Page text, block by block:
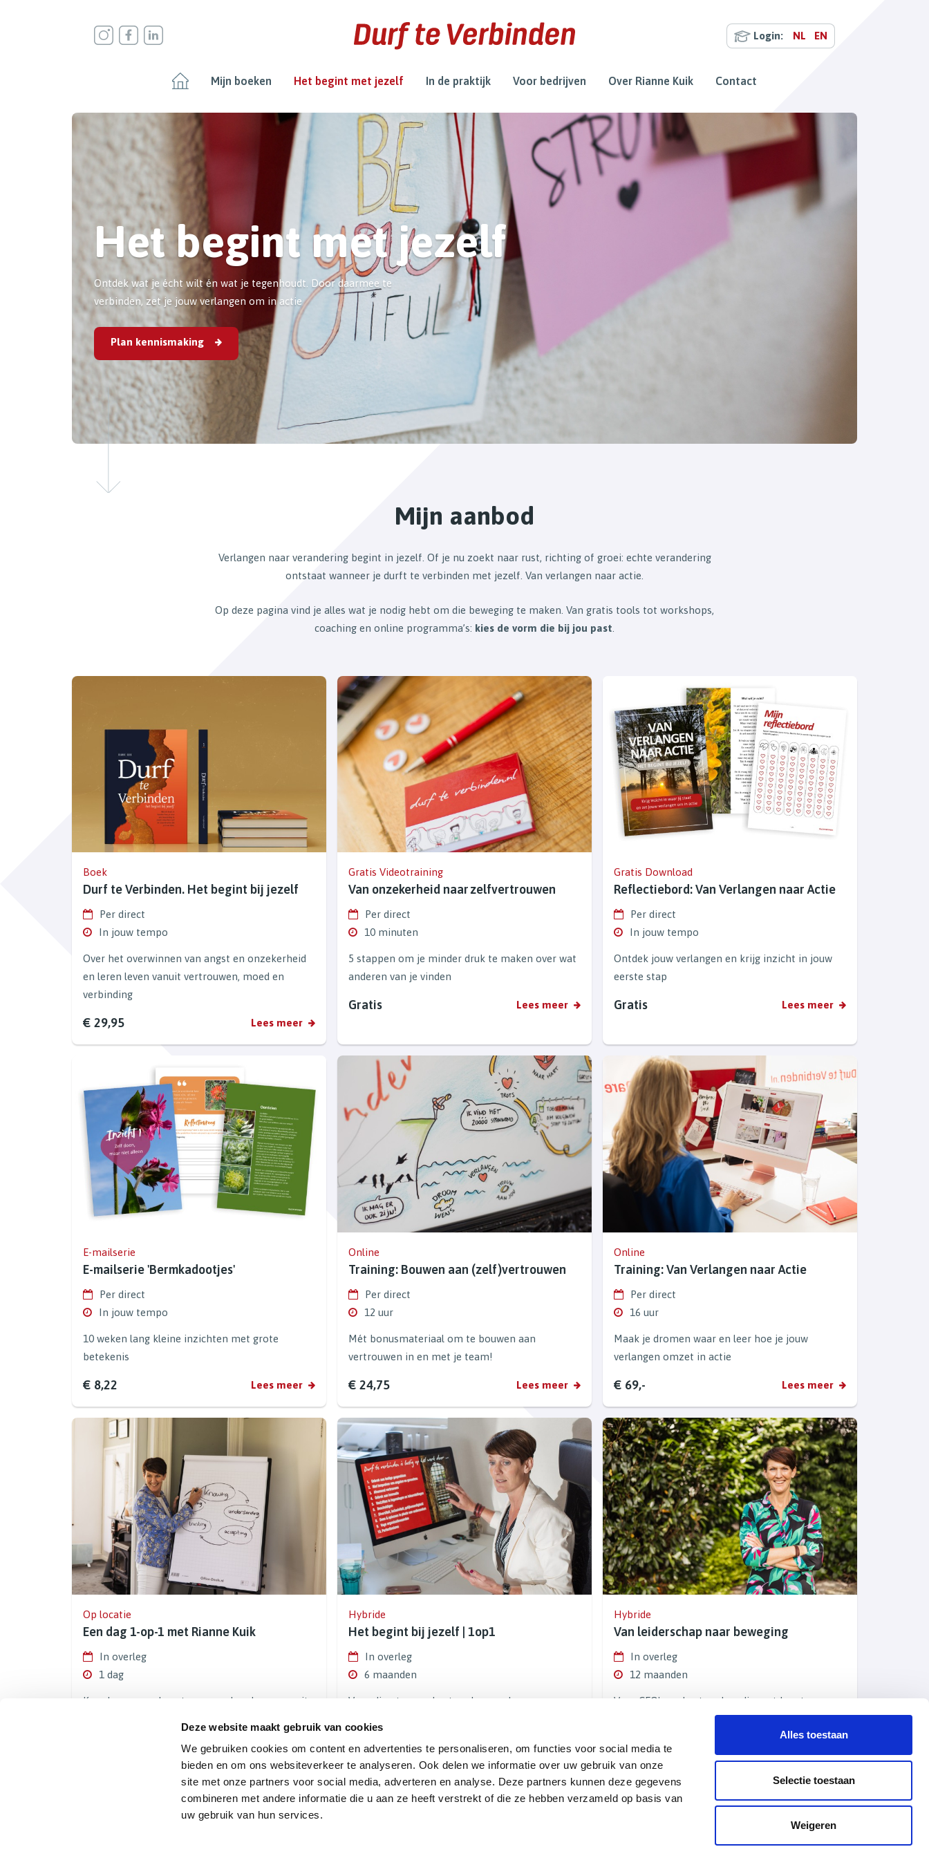
Deze website maakt gebruik van cookies
We gebruiken cookies om content en advertenties te personaliseren, om functies voor social media te
bieden en om ons websiteverkeer te analyseren. Ook delen we informatie over uw gebruik van onze
site met onze partners voor social media, adverteren en analyse. Deze partners kunnen deze gegevens
combineren met andere informatie die u aan ze heeft verstrekt of die ze hebben verzameld op basis van
uw gebruik van hun services.
Alles toestaan
Selectie toestaan
Weigeren
Login: NL EN
Mijn boeken Het begint met jezelf In de praktijk Voor bedrijven Over Rianne Kuik Contact
Het begint met jezelf
Ontdek wat je écht wilt én wat je tegenhoudt. Door daarmee te
verbinden, zet je jouw verlangen om in actie
Plan kennismaking
Mijn aanbod
Verlangen naar verandering begint in jezelf. Of je nu zoekt naar rust, richting of groei: echte verandering
ontstaat wanneer je durft te verbinden met jezelf. Van verlangen naar actie.
Op deze pagina vind je alles wat je nodig hebt om die beweging te maken. Van gratis tools tot workshops,
coaching en online programma’s: kies de vorm die bij jou past
Boek
Durf te Verbinden. Het begint bij jezelf
Per direct
In jouw tempo
Over het overwinnen van angst en onzekerheid
en leren leven vanuit vertrouwen, moed en
verbinding
€ 29,95 Lees meer
Gratis Videotraining
Van onzekerheid naar zelfvertrouwen
Per direct
10 minuten
5 stappen om je minder druk te maken over wat
anderen van je vinden
Gratis Lees meer
Gratis Download
Reflectiebord: Van Verlangen naar Actie
Per direct
In jouw tempo
Ontdek jouw verlangen en krijg inzicht in jouw
eerste stap
Gratis Lees meer
E-mailserie
E-mailserie 'Bermkadootjes'
Per direct
In jouw tempo
10 weken lang kleine inzichten met grote
betekenis
€ 8,22 Lees meer
Online
Training: Bouwen aan (zelf)vertrouwen
Per direct
12 uur
Mét bonusmateriaal om te bouwen aan
vertrouwen in en met je team!
€ 24,75 Lees meer
Online
Training: Van Verlangen naar Actie
Per direct
16 uur
Maak je dromen waar en leer hoe je jouw
verlangen omzet in actie
€ 69,- Lees meer
Op locatie
Een dag 1-op-1 met Rianne Kuik
In overleg
1 dag
Kom los van oude patronen en leer leven vanuit
Lees meer
Hybride
Het begint bij jezelf | 1op1
In overleg
6 maanden
Voor directeuren, bestuurders, ondernemers en
€ 12.000,- Lees meer
Hybride
Van leiderschap naar beweging
In overleg
12 maanden
Voor CEO's en bestuurders die met hun team
vanuit eigenaarschap resultaat willen behalen
€ 75.000,-
Het begint met jezelf